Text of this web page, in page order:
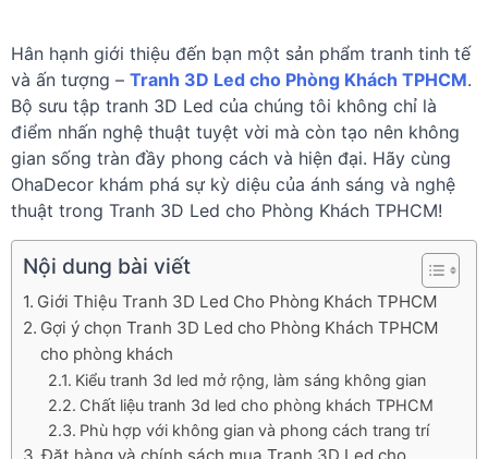
Hân hạnh giới thiệu đến bạn một sản phẩm tranh tinh tế
và ấn tượng – Tranh 3D Led cho Phòng Khách TPHCM.
Bộ sưu tập tranh 3D Led của chúng tôi không chỉ là
điểm nhấn nghệ thuật tuyệt vời mà còn tạo nên không
gian sống tràn đầy phong cách và hiện đại. Hãy cùng
OhaDecor khám phá sự kỳ diệu của ánh sáng và nghệ
thuật trong Tranh 3D Led cho Phòng Khách TPHCM!
Nội dung bài viết
Giới Thiệu Tranh 3D Led Cho Phòng Khách TPHCM
Gợi ý chọn Tranh 3D Led cho Phòng Khách TPHCM
cho phòng khách
Kiểu tranh 3d led mở rộng, làm sáng không gian
Chất liệu tranh 3d led cho phòng khách TPHCM
Phù hợp với không gian và phong cách trang trí